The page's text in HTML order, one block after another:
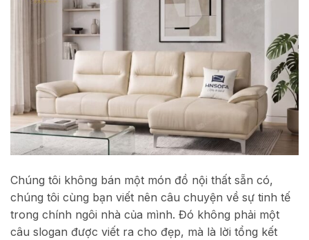
Chúng tôi không bán một món đồ nội thất sẵn có,
chúng tôi cùng bạn viết nên câu chuyện về sự tinh tế
trong chính ngôi nhà của mình. Đó không phải một
câu slogan được viết ra cho đẹp, mà là lời tổng kết